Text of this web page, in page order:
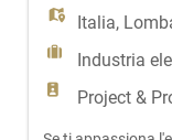
PT
Italia,
Industria
Project &